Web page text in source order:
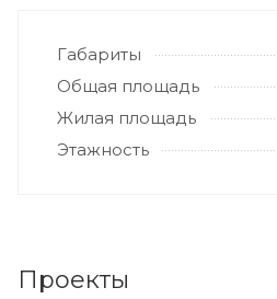
Габариты
Общая площадь
Жилая площадь
Этажность
Проекты